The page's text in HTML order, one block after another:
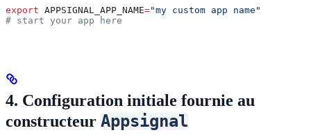
export APPSIGNAL_APP_NAME="my custom app name"
# start your app here
4. Configuration initiale fournie au
constructeur Appsignal